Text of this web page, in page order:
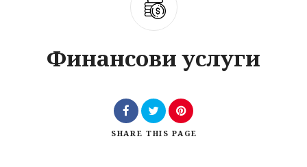
Местоположение
Финансови услуги
SHARE THIS PAGE